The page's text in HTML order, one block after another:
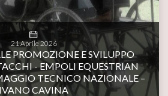
21Aprile2026
PROMOZIONE E SVILUPPO
- EMPOLI EQUESTRIAN
TECNICO NAZIONALE –
IVANO CAVINA